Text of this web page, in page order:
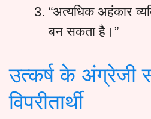
“अत्यधिक अहंकार
बन सकता है।”
उत्कर्ष के अंग्रेजी
विपरीतार्थी